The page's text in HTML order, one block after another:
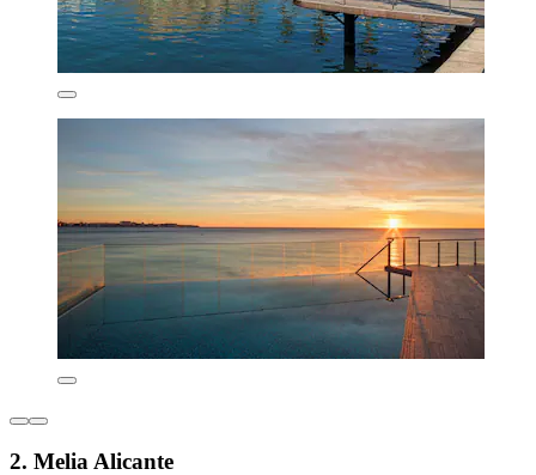
2. Melia Alicante